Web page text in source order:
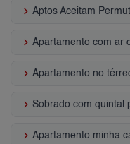
keyboard_arrow_right Aptos Aceitam
keyboard_arrow_right
keyboard_arrow_right Apartamento no
keyboard_arrow_right Sobrado com quintal
keyboard_arrow_right